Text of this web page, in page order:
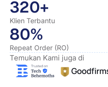
320+
Klien Terbantu
80%
Repeat Order (RO)
Temukan Kami juga di